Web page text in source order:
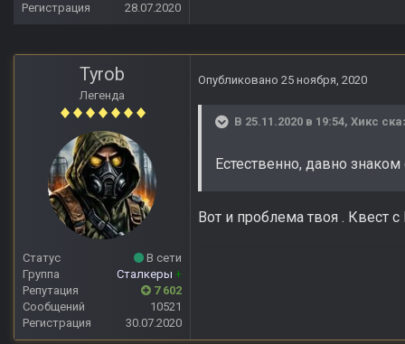
Регистрация
28.07.2020
Tyrob
Легенда
Статус
В сети
Группа
Сталкеры +
Репутация
7 602
Сообщений
10521
Регистрация
30.07.2020
Опубликовано 25 ноября, 2020
В 25.11.2020 в 19:54, Хикс
Естественно, давно
Вот и проблема твоя . Квест